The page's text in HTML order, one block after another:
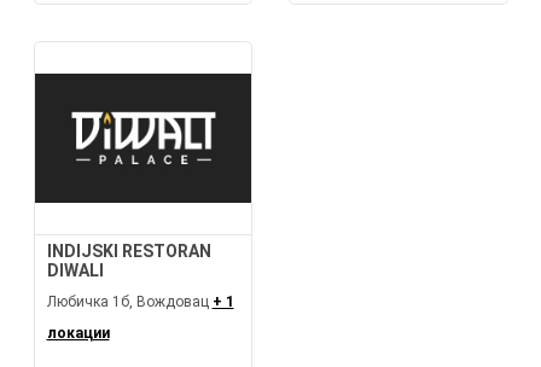
INDIJSKI RESTORAN
DIWALI
Любичка 1б, Вождовац + 1
локации